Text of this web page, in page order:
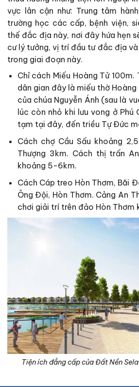
vực lân cận như: Trung tâm
trường học các cấp, bệnh viện,
thế đắc địa này, nơi đây hứa hẹn
cư lý tưởng, vị trí đầu tư đắc địa
trong giai đoạn này.
Chỉ cách Miếu Hoàng Tử
dân gian đây là miếu thờ
của chúa Nguyễn Ánh (sau là
lúc còn nhỏ khi lưu vong ở
tạm tại đây, đến triều Tự Đức
Cách chợ Cầu Sấu khoảng
Thượng 3km. Cách thị trấn
khoảng 5-6km.
Cách Cáp treo Hòn Thơm, Bãi
Ông Đội, Hòn Thơm. Cảng An
chơi giải trí trên đảo Hòn Thơm
Tiện ích đẳng cấp của Đất Nền